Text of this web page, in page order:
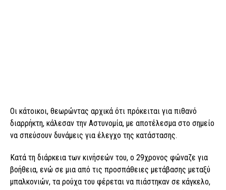
Οι κάτοικοι, θεωρώντας αρχικά ότι πρόκειται για πιθανό
διαρρήκτη, κάλεσαν την Αστυνομία, με αποτέλεσμα στο σημείο
να σπεύσουν δυνάμεις για έλεγχο της κατάστασης.
Κατά τη διάρκεια των κινήσεών του, ο 29χρονος φώναζε για
βοήθεια, ενώ σε μια από τις προσπάθειες μετάβασης μεταξύ
μπαλκονιών, τα ρούχα του φέρεται να πιάστηκαν σε κάγκελο,